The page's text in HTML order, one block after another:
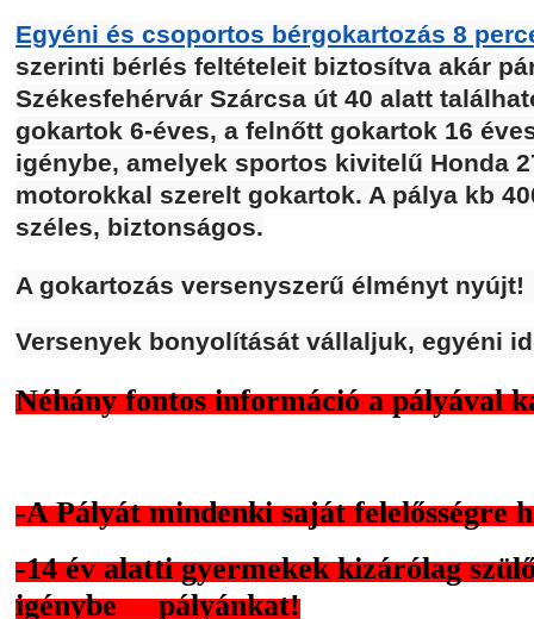
Egyéni és csoportos bérgokartozás 8
szerinti bérlés feltételeit biztosítva akár
Székesfehérvár Szárcsa út 40 alatt
gokartok 6-éves, a felnőtt gokartok 16
igénybe, amelyek sportos kivitelű Honda
motorokkal szerelt gokartok. A pálya kb
széles, biztonságos.
A gokartozás versenyszerű élményt nyújt!
Versenyek bonyolítását vállaljuk, egyéni
Néhány fontos információ a pályával
-A Pályát mindenki saját felelősségre
-14 év alatti gyermekek kizárólag
igénybe pályánkat!